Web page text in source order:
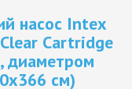
насос Intex
Cartridge
диаметром
см)